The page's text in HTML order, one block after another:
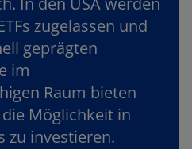
zugelassen und
geprägten
im
Raum bieten
Möglichkeit in
zu investieren.